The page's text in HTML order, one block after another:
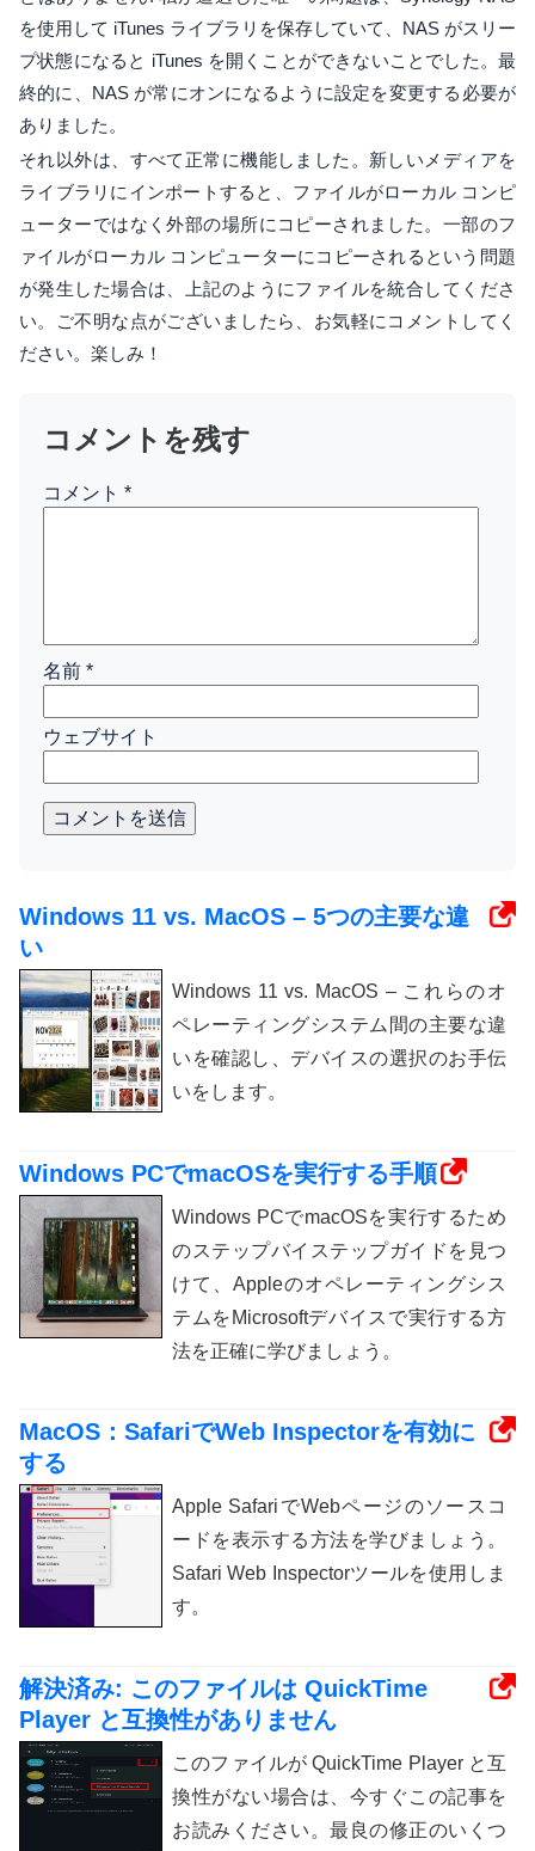
を使用して iTunes ライブラリを保存していて、NAS がスリー
プ状態になると iTunes を開くことができないことでした。最
終的に、NAS が常にオンになるように設定を変更する必要が
ありました。
それ以外は、すべて正常に機能しました。新しいメディアを
ライブラリにインポートすると、ファイルがローカル コンピ
ューターではなく外部の場所にコピーされました。一部のフ
ァイルがローカル コンピューターにコピーされるという問題
が発生した場合は、上記のようにファイルを統合してくださ
い。ご不明な点がございましたら、お気軽にコメントしてく
ださい。楽しみ！
コメントを残す
コメント *
名前 *
ウェブサイト
コメントを送信
Windows 11 vs. MacOS – 5つの主要な違
い
Windows 11 vs. MacOS – これらのオ
ペレーティングシステム間の主要な違
いを確認し、デバイスの選択のお手伝
いをします。
Windows PCでmacOSを実行する手順
Windows PCでmacOSを実行するため
のステップバイステップガイドを見つ
けて、Appleのオペレーティングシス
テムをMicrosoftデバイスで実行する方
法を正確に学びましょう。
MacOS：SafariでWeb Inspectorを有効に
する
Apple SafariでWebページのソースコ
ードを表示する方法を学びましょう。
Safari Web Inspectorツールを使用しま
す。
解決済み: このファイルは QuickTime
Player と互換性がありません
このファイルが QuickTime Player と互
換性がない場合は、今すぐこの記事を
お読みください。最良の修正のいくつ